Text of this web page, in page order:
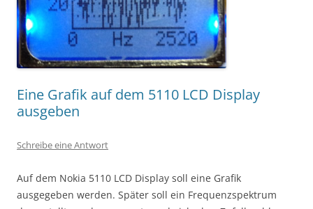
Eine Grafik auf dem 5110 LCD Display
ausgeben
Schreibe eine Antwort
Auf dem Nokia 5110 LCD Display soll eine Grafik
ausgegeben werden. Später soll ein Frequenzspektrum